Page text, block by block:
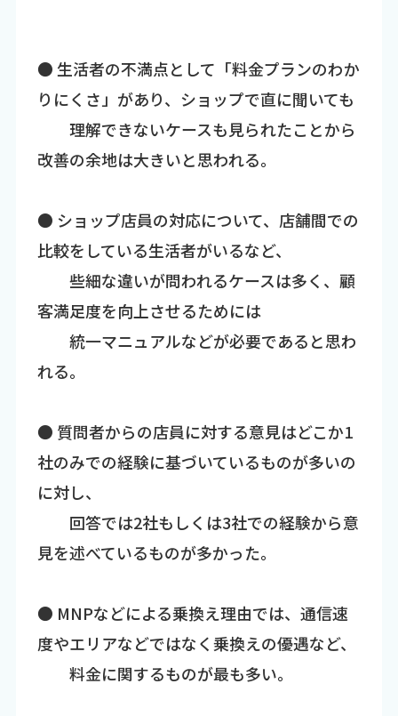
● 生活者の不満点として「料金プランのわか
りにくさ」があり、ショップで直に聞いても
理解できないケースも見られたことから
改善の余地は大きいと思われる。
● ショップ店員の対応について、店舗間での
比較をしている生活者がいるなど、
些細な違いが問われるケースは多く、顧
客満足度を向上させるためには
統一マニュアルなどが必要であると思わ
れる。
● 質問者からの店員に対する意見はどこか1
社のみでの経験に基づいているものが多いの
に対し、
回答では2社もしくは3社での経験から意
見を述べているものが多かった。
● MNPなどによる乗換え理由では、通信速
度やエリアなどではなく乗換えの優遇など、
料金に関するものが最も多い。